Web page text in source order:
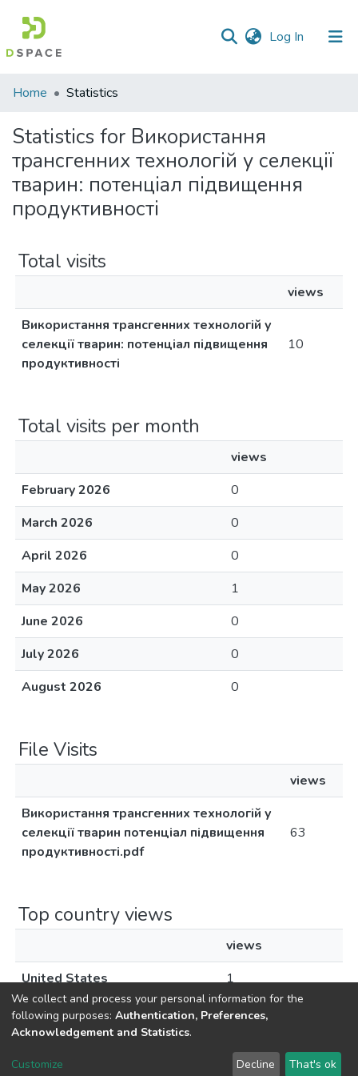
Log In (current)
Communities
Collections
All of DSpace
Home Statistics
Statistics for Використання
трансгенних технологій у селекції
тварин: потенціал підвищення
продуктивності
Total visits
views
Використання трансгенних технологій у
селекції тварин: потенціал підвищення
продуктивності
10
Total visits per month
views
February 2026
0
March 2026
0
April 2026
0
May 2026
1
June 2026
0
July 2026
0
August 2026
0
File Visits
views
Використання трансгенних технологій у
селекції тварин потенціал підвищення
продуктивності.pdf
63
Top country views
views
United States
1
DSpace software copyright © 2002-2026 LYRASIS
We collect and process your personal information for the
following purposes: Authentication, Preferences,
Acknowledgement and Statistics.
Customize Decline That's ok